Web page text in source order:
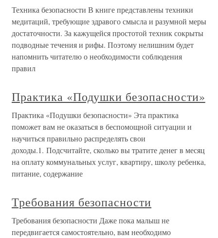
Техника безопасности В книге представлены техники
медитаций, требующие здравого смысла и разумной меры
достаточности. За кажущейся простотой техник сокрыты
подводные течения и рифы. Поэтому нелишним будет
напомнить читателю о необходимости соблюдения
правил
Практика «Подушки безопасности»
Практика «Подушки безопасности» Эта практика
поможет вам не оказаться в беспомощной ситуации и
научиться правильно распределять свои
доходы.1. Подсчитайте, сколько вы тратите денег в месяц
на оплату коммунальных услуг, квартиру, школу ребенка,
питание, содержание
Требования безопасности
Требования безопасности Даже пока малыш не
передвигается самостоятельно, вам необходимо